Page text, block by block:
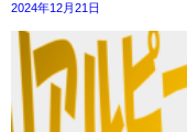
2024年12月21日